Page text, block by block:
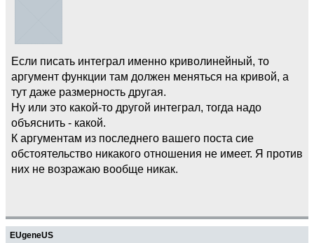
Если писать интеграл именно криволинейный, то
аргумент функции там должен меняться на кривой, а
тут даже размерность другая.
Ну или это какой-то другой интеграл, тогда надо
объяснить - какой.
К аргументам из последнего вашего поста сие
обстоятельство никакого отношения не имеет. Я против
них не возражаю вообще никак.
EUgeneUS